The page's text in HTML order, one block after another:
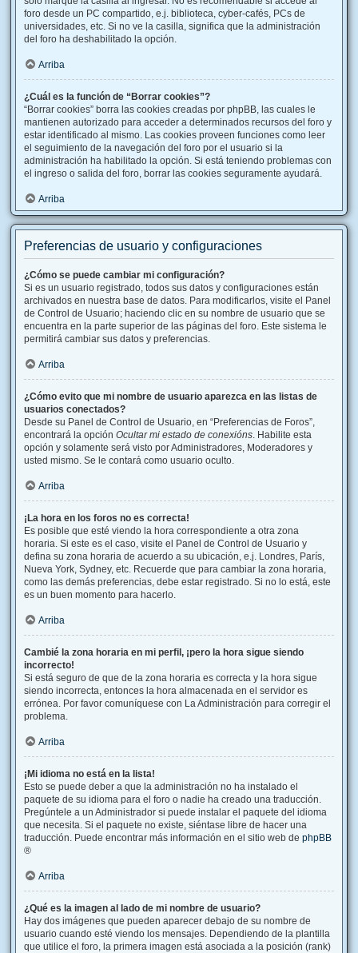
foro desde un PC compartido, e.j. biblioteca, cyber-cafés, PCs de
universidades, etc. Si no ve la casilla, significa que la administración
del foro ha deshabilitado la opción.
Arriba
¿Cuál es la función de “Borrar cookies”?
“Borrar cookies” borra las cookies creadas por phpBB, las cuales le
mantienen autorizado para acceder a determinados recursos del foro y
estar identificado al mismo. Las cookies proveen funciones como leer
el seguimiento de la navegación del foro por el usuario si la
administración ha habilitado la opción. Si está teniendo problemas con
el ingreso o salida del foro, borrar las cookies seguramente ayudará.
Arriba
Preferencias de usuario y configuraciones
¿Cómo se puede cambiar mi configuración?
Si es un usuario registrado, todos sus datos y configuraciones están
archivados en nuestra base de datos. Para modificarlos, visite el Panel
de Control de Usuario; haciendo clic en su nombre de usuario que se
encuentra en la parte superior de las páginas del foro. Este sistema le
permitirá cambiar sus datos y preferencias.
Arriba
¿Cómo evito que mi nombre de usuario aparezca en las listas de
usuarios conectados?
Desde su Panel de Control de Usuario, en “Preferencias de Foros”,
encontrará la opción Ocultar mi estado de conexións. Habilite esta
opción y solamente será visto por Administradores, Moderadores y
usted mismo. Se le contará como usuario oculto.
Arriba
¡La hora en los foros no es correcta!
Es posible que esté viendo la hora correspondiente a otra zona
horaria. Si este es el caso, visite el Panel de Control de Usuario y
defina su zona horaria de acuerdo a su ubicación, e.j. Londres, París,
Nueva York, Sydney, etc. Recuerde que para cambiar la zona horaria,
como las demás preferencias, debe estar registrado. Si no lo está, este
es un buen momento para hacerlo.
Arriba
Cambié la zona horaria en mi perfil, ¡pero la hora sigue siendo
incorrecto!
Si está seguro de que de la zona horaria es correcta y la hora sigue
siendo incorrecta, entonces la hora almacenada en el servidor es
errónea. Por favor comuníquese con La Administración para corregir el
problema.
Arriba
¡Mi idioma no está en la lista!
Esto se puede deber a que la administración no ha instalado el
paquete de su idioma para el foro o nadie ha creado una traducción.
Pregúntele a un Administrador si puede instalar el paquete del idioma
que necesita. Si el paquete no existe, siéntase libre de hacer una
traducción. Puede encontrar más información en el sitio web de phpBB
®
Arriba
¿Qué es la imagen al lado de mi nombre de usuario?
Hay dos imágenes que pueden aparecer debajo de su nombre de
usuario cuando esté viendo los mensajes. Dependiendo de la plantilla
que utilice el foro, la primera imagen está asociada a la posición (rank)